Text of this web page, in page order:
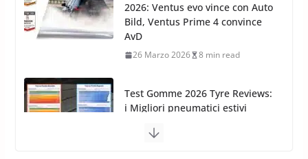
Test Gomme 2026 Tyre Reviews:
i Migliori pneumatici estivi
sportivi a confronto
Pirelli Cinturato 2026: due
confermano il salto tecnico del